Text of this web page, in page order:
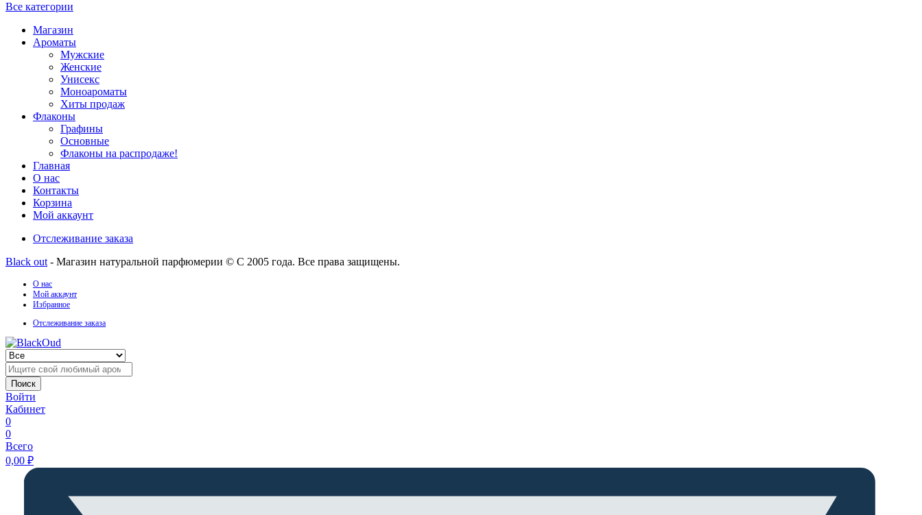
Все категории
Магазин
Ароматы
Мужские
Женские
Унисекс
Моноароматы
Хиты продаж
Флаконы
Графины
Основные
Флаконы на распродаже!
Главная
О нас
Контакты
Корзина
Мой аккаунт
Отслеживание заказа
Black out - Магазин натуральной парфюмерии © С 2005 года. Все права защищены.
О нас
Мой аккаунт
Избранное
Отслеживание заказа
Поиск
Войти
Кабинет
0
0
Всего
0,00 ₽